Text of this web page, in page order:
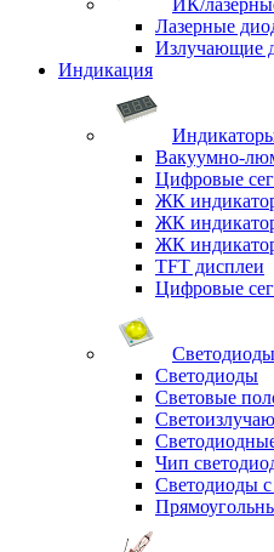
ИК/
Лазерные
Излучающие
Индикация
Вакуумно-
Цифровые
ЖК
ЖК
ЖК
TFT дисплеи
Цифровые
Светодиоды
Световые
Чип
Светодиоды